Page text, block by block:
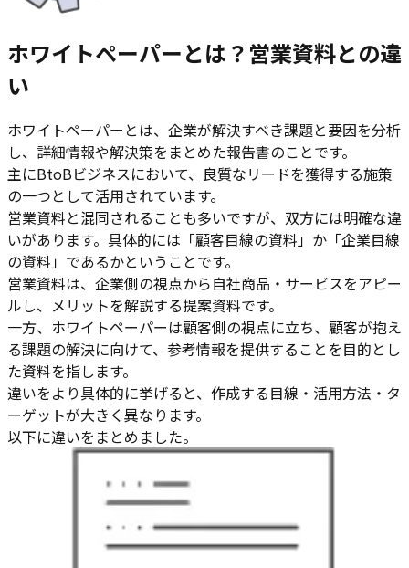
ホワイトペーパーとは？営業資料との違
い
ホワイトペーパーとは、企業が解決すべき課題と要因を分析
し、詳細情報や解決策をまとめた報告書のことです。
主にBtoBビジネスにおいて、良質なリードを獲得する施策
の一つとして活用されています。
営業資料と混同されることも多いですが、双方には明確な違
いがあります。具体的には「顧客目線の資料」か「企業目線
の資料」であるかということです。
営業資料は、企業側の視点から自社商品・サービスをアピー
ルし、メリットを解説する提案資料です。
一方、ホワイトペーパーは顧客側の視点に立ち、顧客が抱え
る課題の解決に向けて、参考情報を提供することを目的とし
た資料を指します。
違いをより具体的に挙げると、作成する目線・活用方法・タ
ーゲットが大きく異なります。
以下に違いをまとめました。